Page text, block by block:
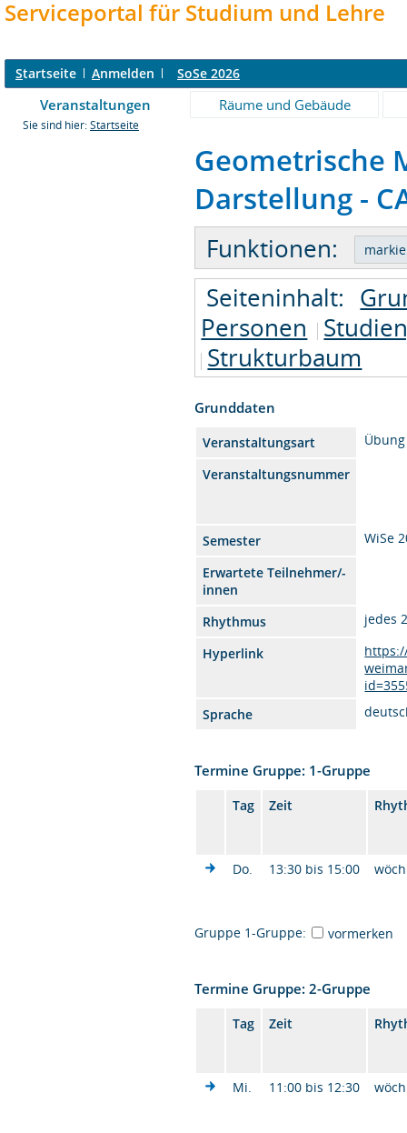
Serviceportal für Studium und Lehre
Startseite Anmelden SoSe 2026
Veranstaltungen Räume und Gebäude
Sie sind hier: Startseite
Geometrische
Darstellung -
Funktionen:
Seiteninhalt:
Personen
Strukturbaum
Grunddaten
Veranstaltungsart
Übung
Veranstaltungsnummer
Semester
WiSe
Erwartete Teilnehmer/-
innen
Rhythmus
jedes
Hyperlink
Sprache
Termine Gruppe: 1-Gruppe
Tag Zeit
Do. 13:30 bis 15:00
Gruppe 1-Gruppe: vormerken
Termine Gruppe: 2-Gruppe
Tag Zeit
Mi. 11:00 bis 12:30